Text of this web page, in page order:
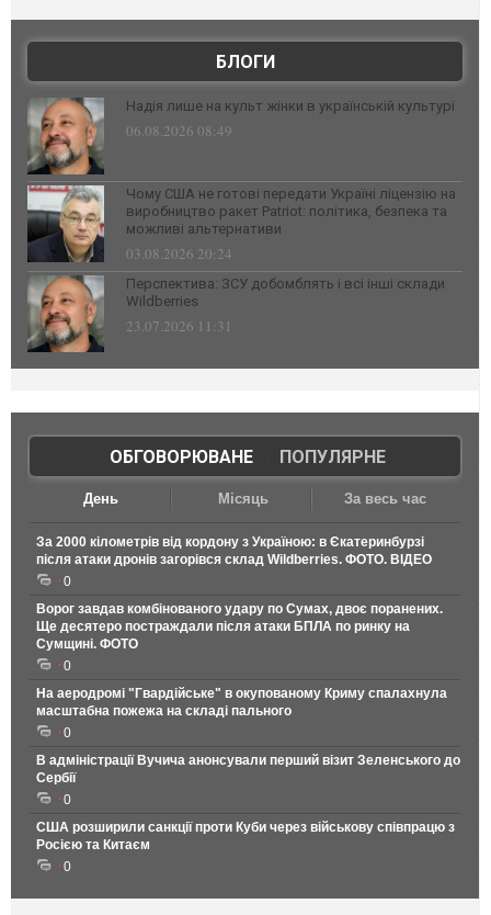
БЛОГИ
Надія лише на культ жінки в українській культурі
06.08.2026 08:49
Чому США не готові передати Україні ліцензію на
виробництво ракет Patriot: політика, безпека та
можливі альтернативи
03.08.2026 20:24
Перспектива: ЗСУ добомблять і всі інші склади
Wildberries
23.07.2026 11:31
ОБГОВОРЮВАНЕ| ПОПУЛЯРНЕ
День Місяць За весь час
За 2000 кілометрів від кордону з Україною: в Єкатеринбурзі
після атаки дронів загорівся склад Wildberries. ФОТО. ВІДЕО
0
Ворог завдав комбінованого удару по Сумах, двоє поранених.
Ще десятеро постраждали після атаки БПЛА по ринку на
Сумщині. ФОТО
0
На аеродромі "Гвардійське" в окупованому Криму спалахнула
масштабна пожежа на складі пального
0
В адміністрації Вучича анонсували перший візит Зеленського до
Сербії
0
США розширили санкції проти Куби через військову співпрацю з
Росією та Китаєм
0